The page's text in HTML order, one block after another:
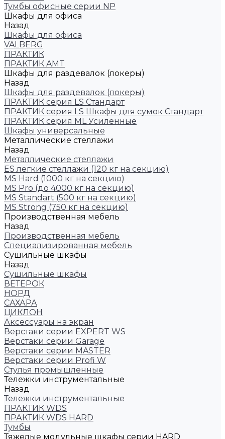
Тумбы офисные серии NP
Шкафы для офиса
Назад
Шкафы для офиса
VALBERG
ПРАКТИК
ПРАКТИК AMT
Шкафы для раздевалок (локеры)
Назад
Шкафы для раздевалок (локеры)
ПРАКТИК cерия LS Стандарт
ПРАКТИК серия LS Шкафы для сумок Стандарт
ПРАКТИК серия ML Усиленные
Шкафы универсальные
Металлические стеллажи
Назад
Металлические стеллажи
ES легкие стеллажи (120 кг на секцию)
MS Hard (1000 кг на секцию)
MS Pro (до 4000 кг на секцию)
MS Standart (500 кг на секцию)
MS Strong (750 кг на секцию)
Производственная мебель
Назад
Производственная мебель
Cпециализированная мебель
Cушильные шкафы
Назад
Cушильные шкафы
ВЕТЕРОК
НОРД
САХАРА
ЦИКЛОН
Аксессуары на экран
Верстаки серии EXPERT WS
Верстаки серии Garage
Верстаки серии MASTER
Верстаки серии Profi W
Стулья промышленные
Тележки инструментальные
Назад
Тележки инструментальные
ПРАКТИК WDS
ПРАКТИК WDS HARD
Тумбы
Тяжелые модульные шкафы серии HARD